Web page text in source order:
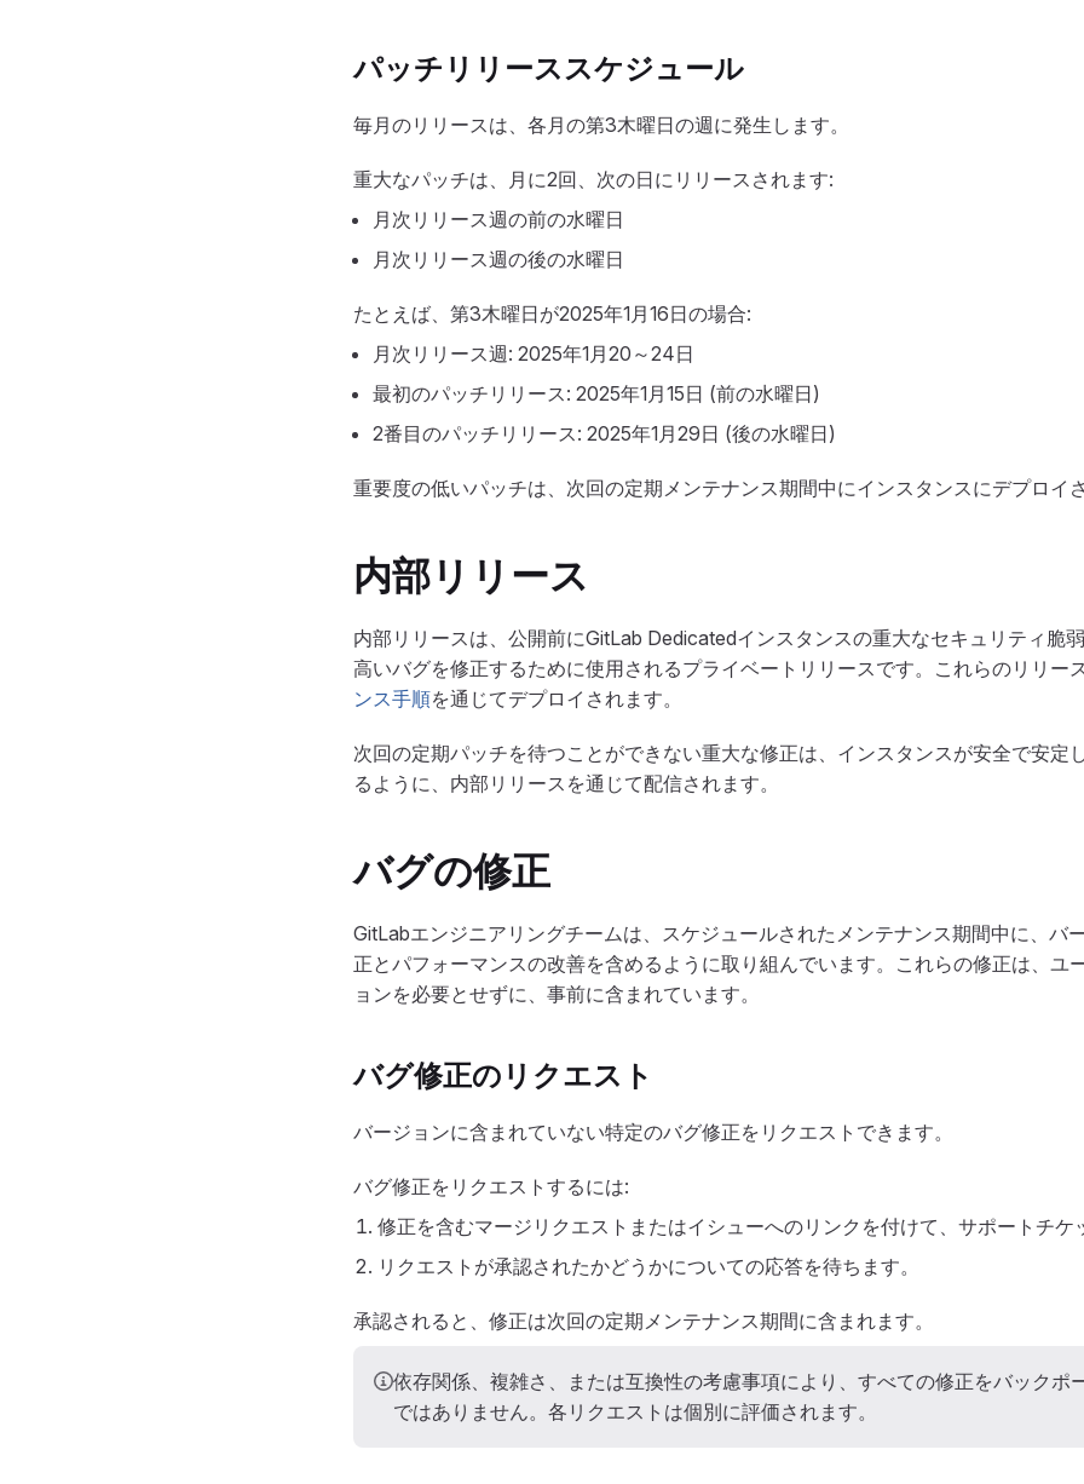
パッチリリーススケジュール
毎月のリリースは、各月の第3木曜日の週に発生します。
重大なパッチは、月に2回、次の日にリリースされます:
月次リリース週の前の水曜日
月次リリース週の後の水曜日
たとえば、第3木曜日が2025年1月16日の場合:
月次リリース週: 2025年1月20～24日
最初のパッチリリース: 2025年1月15日 (前の水曜日)
2番目のパッチリリース: 2025年1月29日 (後の水曜日)
重要度の低いパッチは、次回の定期メンテナンス期間中にインスタンスにデプロイさ
内部リリース
内部リリースは、公開前にGitLab Dedicatedインスタンスの重大なセキュリティ脆
高いバグを修正するために使用されるプライベートリリースです。これらのリリース
ンス手順を通じてデプロイされます。
次回の定期パッチを待つことができない重大な修正は、インスタンスが安全で安定
るように、内部リリースを通じて配信されます。
バグの修正
GitLabエンジニアリングチームは、スケジュールされたメンテナンス期間中に、バ
正とパフォーマンスの改善を含めるように取り組んでいます。これらの修正は、ユ
ョンを必要とせずに、事前に含まれています。
バグ修正のリクエスト
バージョンに含まれていない特定のバグ修正をリクエストできます。
バグ修正をリクエストするには:
修正を含むマージリクエストまたはイシューへのリンクを付けて、サポートチケ
リクエストが承認されたかどうかについての応答を待ちます。
承認されると、修正は次回の定期メンテナンス期間に含まれます。
依存関係、複雑さ、または互換性の考慮事項により、すべての修正をバックポ
ではありません。各リクエストは個別に評価されます。